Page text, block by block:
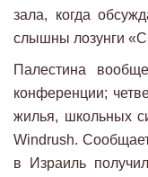
зала, когда
слышны лозунги
Палестина
конференции;
жилья, школьных
Windrush.
в Израиль